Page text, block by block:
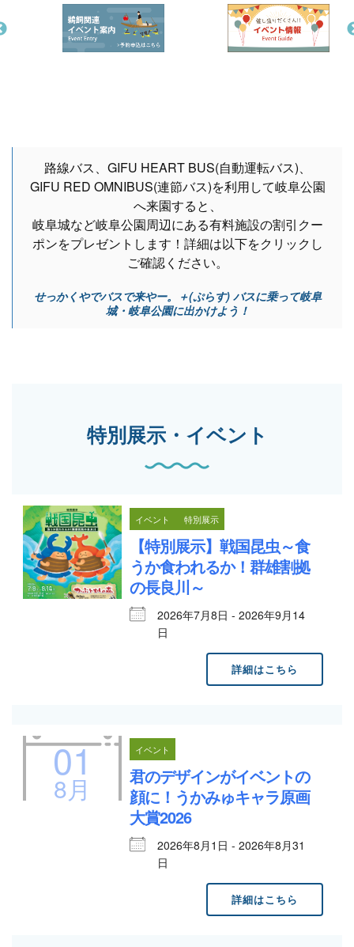
路線バス、GIFU HEART BUS(自動運転バス)、
GIFU RED OMNIBUS(連節バス)を利用して岐阜公園
へ来園すると、
岐阜城など岐阜公園周辺にある有料施設の割引クー
ポンをプレゼントします！詳細は以下をクリックし
ご確認ください。
せっかくやでバスで来やー。＋(ぷらす) バスに乗って岐阜
城・岐阜公園に出かけよう！
特別展示・イベント
イベント 特別展示
【特別展示】戦国昆虫～食
うか食われるか！群雄割拠
の長良川～
2026年7月8日 - 2026年9月14
日
詳細はこちら
01
8月
イベント
君のデザインがイベントの
顔に！うかみゅキャラ原画
大賞2026
2026年8月1日 - 2026年8月31
日
詳細はこちら